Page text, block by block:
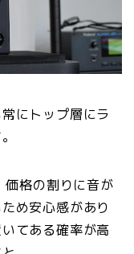
にトップ層にラ
格の割りに音が
め安心感があり
てある確率が高